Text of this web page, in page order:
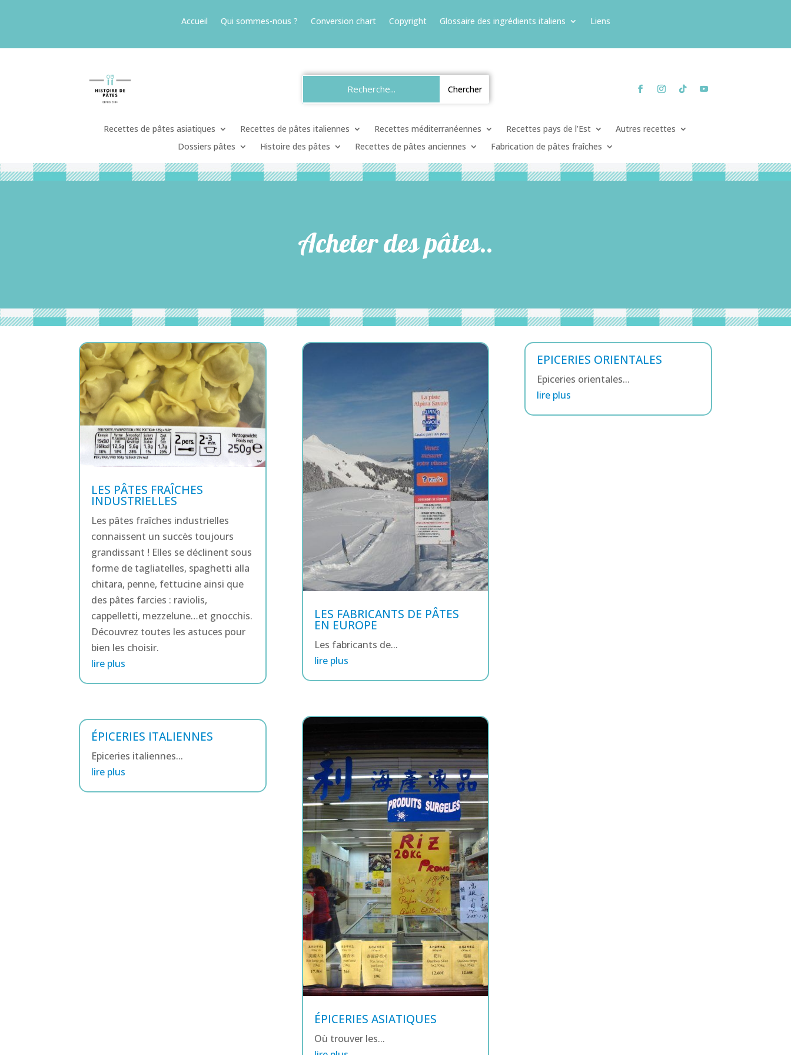
Accueil Qui sommes-nous ? Conversion chart Copyright Glossaire des ingrédients italiens Liens
Recettes de pâtes asiatiques Recettes de pâtes italiennes Recettes méditerranéennes Recettes pays de l’Est
Autres recettes
Dossiers pâtes
Histoire des pâtes Recettes de pâtes anciennes Fabrication de pâtes fraîches
Acheter des pâtes..
LES PÂTES FRAÎCHES
INDUSTRIELLES
Les pâtes fraîches industrielles
connaissent un succès toujours
grandissant ! Elles se déclinent sous
forme de tagliatelles, spaghetti alla
chitara, penne, fettucine ainsi que
des pâtes farcies : raviolis,
cappelletti, mezzelune…et gnocchis.
Découvrez toutes les astuces pour
bien les choisir.
lire plus
ÉPICERIES ITALIENNES
Epiceries italiennes...
lire plus
LES FABRICANTS DE PÂTES
EN EUROPE
Les fabricants de...
lire plus
ÉPICERIES ASIATIQUES
Où trouver les...
EPICERIES ORIENTALES
Epiceries orientales...
lire plus